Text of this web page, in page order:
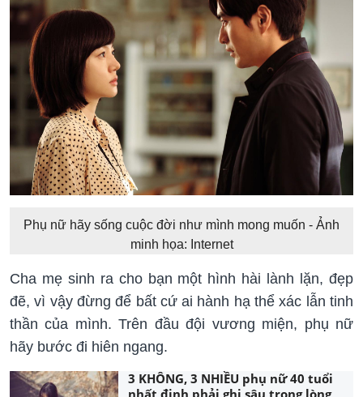
Phụ nữ hãy sống cuộc đời như mình mong muốn - Ảnh
minh họa: Internet
Cha mẹ sinh ra cho bạn một hình hài lành lặn, đẹp
đẽ, vì vậy đừng để bất cứ ai hành hạ thể xác lẫn tinh
thần của mình. Trên đầu đội vương miện, phụ nữ
hãy bước đi hiên ngang.
3 KHÔNG, 3 NHIỀU phụ nữ 40 tuổi